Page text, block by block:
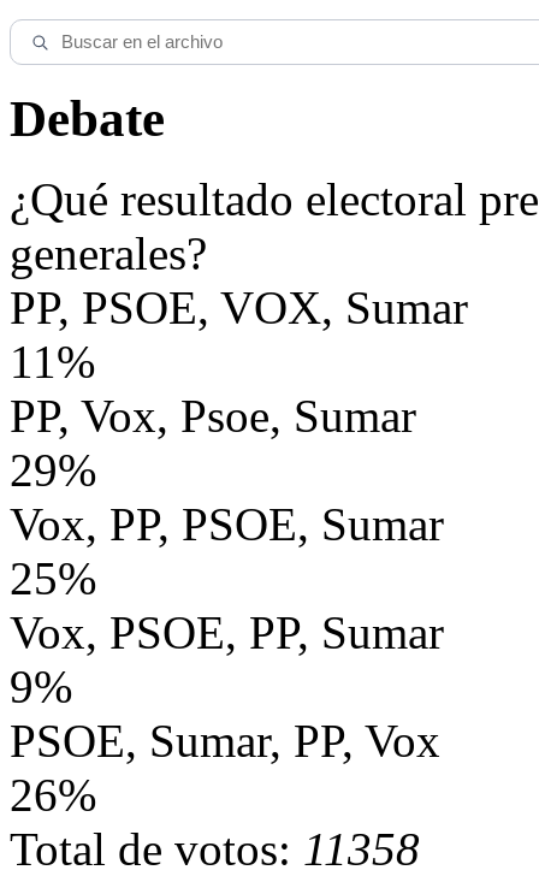
Debate
¿Qué resultado electoral
generales?
PP, PSOE, VOX, Sumar
11%
PP, Vox, Psoe, Sumar
29%
Vox, PP, PSOE, Sumar
25%
Vox, PSOE, PP, Sumar
9%
PSOE, Sumar, PP, Vox
26%
Total de votos: 11358